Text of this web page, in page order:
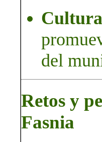
del
Retos y
Fasnia